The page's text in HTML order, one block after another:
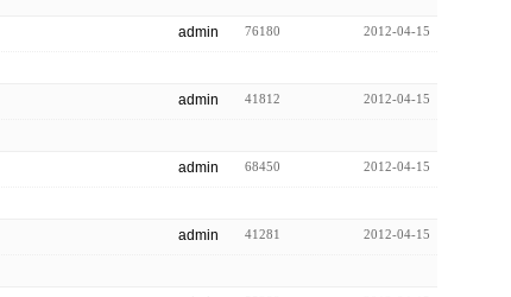
admin 76180 2012-04-15
admin 41812 2012-04-15
admin 68450 2012-04-15
admin 41281 2012-04-15